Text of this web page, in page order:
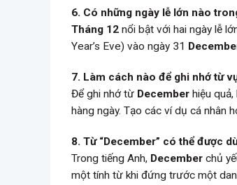
6. Có những ngày lễ lớn nào
Tháng 12 nổi bật với hai ngày lễ
Year’s Eve) vào ngày 31
7. Làm cách nào để ghi nhớ từ
Để ghi nhớ từ December hiệu
hàng ngày. Tạo các ví dụ cá nhân
8. Từ “December” có thể được
Trong tiếng Anh, December chủ
một tính từ khi đứng trước một